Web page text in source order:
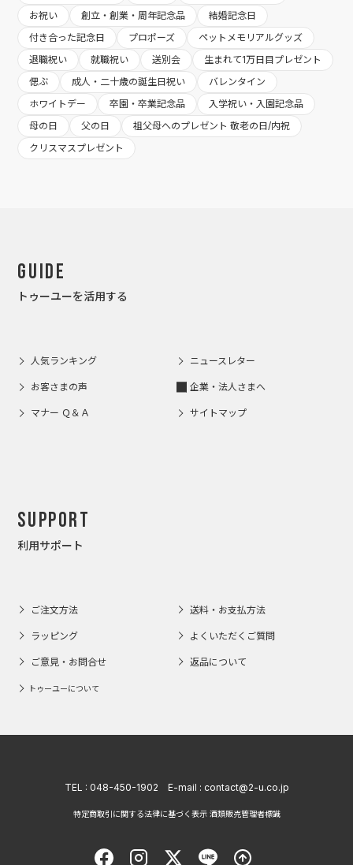
お祝い
創立・創業・周年記念品
結婚記念日
付き合った記念日
プロポーズ
ペットメモリアルグッズ
退職祝い
就職祝い 送別会
生まれて1万日目プレゼント
偲ぶ
成人・二十歳の誕生日祝い
バレンタイン
ホワイトデー
卒園・卒業記念品
入学祝い・入園記念品
母の日
父の日
祖父母へのプレゼント 敬老の日/内祝
クリスマスプレゼント
Guide
トゥーユーを活用する
人気ランキング ニュースレター
お客さまの声 企業・法人さまへ
マナー Ｑ＆Ａ サイトマップ
Support
利用サポート
ご注文方法 送料・お支払方法
ラッピング よくいただくご質問
ご意見・お問合せ 返品について
トゥーユーについて
TEL : 048-450-1902 E-mail : contact@2-u.co.jp
特定商取引に関する法律に基づく表示 酒類販売管理者標識